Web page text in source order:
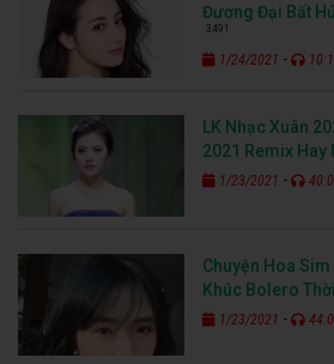
Đương Đại Bất
3491
1/24/2021 -
LK Nhạc Xuân
2021 Remix Hay
1/23/2021 -
Chuyện Hoa
Khúc Bolero
1/23/2021 -